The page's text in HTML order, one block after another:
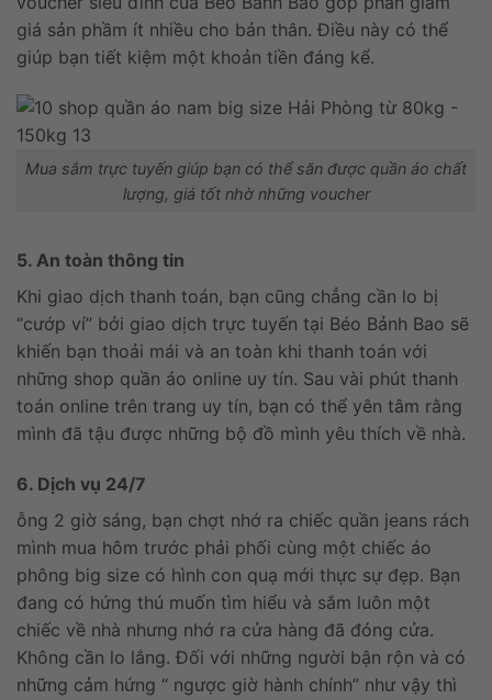
giá sản phầm ít nhiều cho bản thân. Điều này có thể
giúp bạn tiết kiệm một khoản tiền đáng kể.
Mua sắm trực tuyến giúp bạn có thể săn được quần áo chất
lượng, giá tốt nhờ những voucher
5. An toàn thông tin
Khi giao dịch thanh toán, bạn cũng chẳng cần lo bị
“cướp ví” bởi giao dịch trực tuyến tại Béo Bảnh Bao sẽ
khiến bạn thoải mái và an toàn khi thanh toán với
những shop quần áo online uy tín. Sau vài phút thanh
toán online trên trang uy tín, bạn có thể yên tâm rằng
mình đã tậu được những bộ đồ mình yêu thích về nhà.
6. Dịch vụ 24/7
ỗng 2 giờ sáng, bạn chợt nhớ ra chiếc quần jeans rách
mình mua hôm trước phải phối cùng một chiếc áo
phông big size có hình con quạ mới thực sự đẹp. Bạn
đang có hứng thú muốn tìm hiểu và sắm luôn một
chiếc về nhà nhưng nhớ ra cửa hàng đã đóng cửa.
Không cần lo lắng. Đối với những người bận rộn và có
những cảm hứng “ ngược giờ hành chính” như vậy thì